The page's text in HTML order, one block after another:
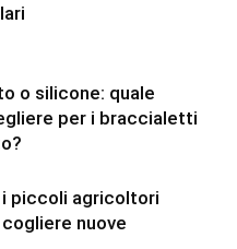
o silicone: quale
per i braccialetti
i piccoli agricoltori
nuove